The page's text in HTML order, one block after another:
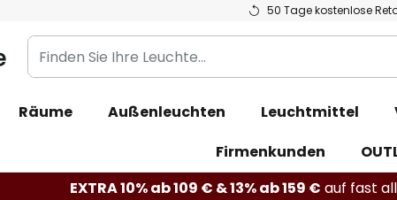
50 Tage kostenlose
Finden
Sie
Leuchte...
Räume Außenleuchten Leuchtmittel
Firmenkunden
EXTRA 10% ab 109 € & 13% ab 159 € auf fast